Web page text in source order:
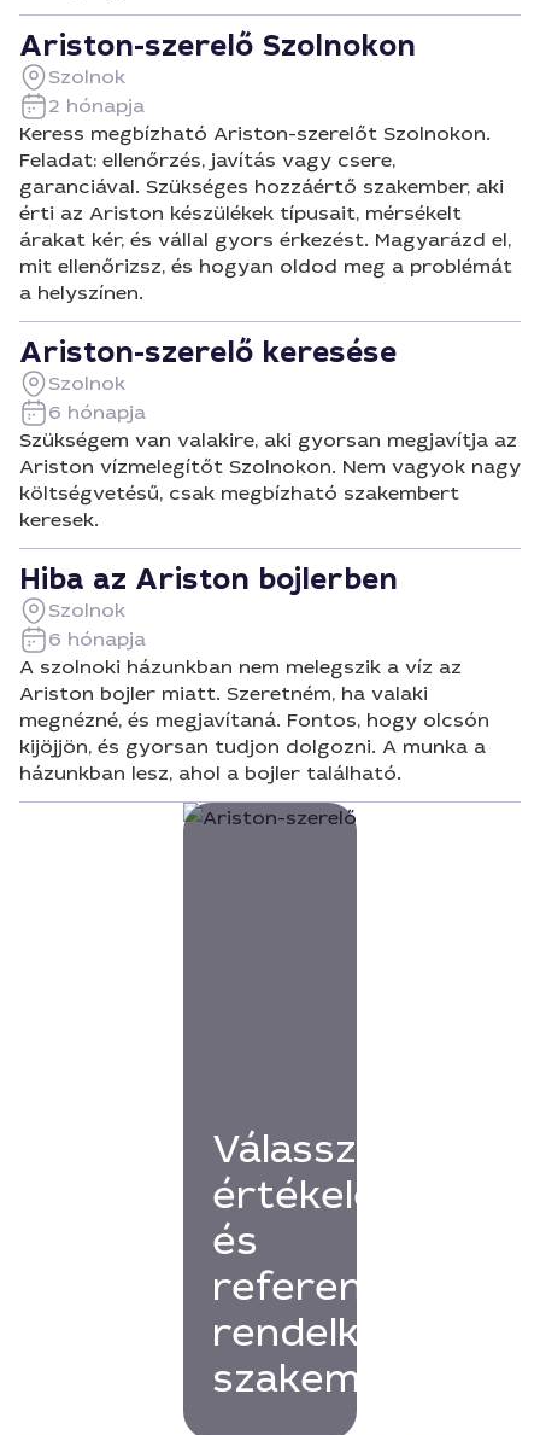
Ariston-szerelő Szolnokon
Szolnok
2 hónapja
Keress megbízható Ariston-szerelőt Szolnokon.
Feladat: ellenőrzés, javítás vagy csere,
garanciával. Szükséges hozzáértő szakember, aki
érti az Ariston készülékek típusait, mérsékelt
árakat kér, és vállal gyors érkezést. Magyarázd el,
mit ellenőrizsz, és hogyan oldod meg a problémát
a helyszínen.
Ariston-szerelő keresése
Szolnok
6 hónapja
Szükségem van valakire, aki gyorsan megjavítja az
Ariston vízmelegítőt Szolnokon. Nem vagyok nagy
költségvetésű, csak megbízható szakembert
keresek.
Hiba az Ariston bojlerben
Szolnok
6 hónapja
A szolnoki házunkban nem melegszik a víz az
Ariston bojler miatt. Szeretném, ha valaki
megnézné, és megjavítaná. Fontos, hogy olcsón
kijöjjön, és gyorsan tudjon dolgozni. A munka a
házunkban lesz, ahol a bojler található.
Válassz
értékelésekkel
és
referenciákkal
rendelkező
szakembert!